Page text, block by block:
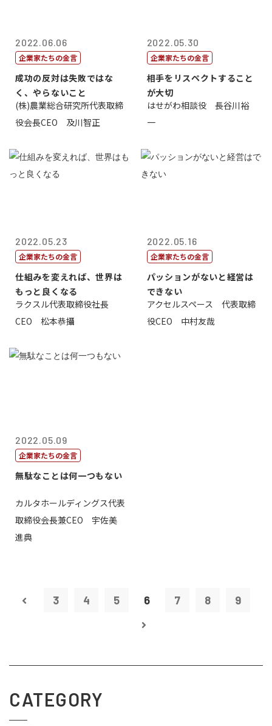
2022.06.06
企業家たちの金言
成功の反対は失敗ではな
く、やらないこと
(株)農業総合研究所代表取締
役会長CEO 及川智正
2022.05.30
企業家たちの金言
相手をリスペクトすること
が大切
はせがわ相談役 長谷川裕
一
2022.05.23
企業家たちの金言
仕組みを変えれば、世界は
もっと良くなる
ラクスル代表取締役社長
CEO 松本恭攝
2022.05.16
企業家たちの金言
パッションがないと経営は
できない
アクセルスペース 代表取締
役CEO 中村友哉
2022.05.09
企業家たちの金言
無駄なことは何一つもない
カルタホールディングス代表
取締役会長兼CEO 宇佐美
進典
3 4 5 6 7 8 9
CATEGORY